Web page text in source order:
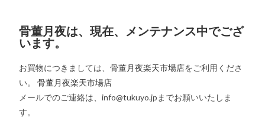
骨董月夜は、現在、メンテナンス中でござ
います。
お買物につきましては、骨董月夜楽天市場店をご利用くださ
い。骨董月夜楽天市場店
メールでのご連絡は、info@tukuyo.jpまでお願いいたしま
す。